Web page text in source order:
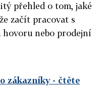
přehled o tom, jaké
začít pracovat s
nebo prodejní
zákazníky- čtěte